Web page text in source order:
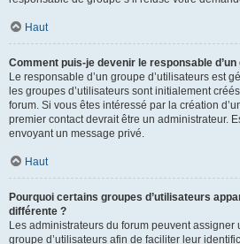
Haut
Comment puis-je devenir le responsable
Le responsable d’un groupe d’utilisateurs est
les groupes d’utilisateurs sont initialement
forum. Si vous êtes intéressé par la création
premier contact devrait être un administrateur.
envoyant un message privé.
Haut
Pourquoi certains groupes d’utilisateurs
différente ?
Les administrateurs du forum peuvent assigner
groupe d’utilisateurs afin de faciliter leur